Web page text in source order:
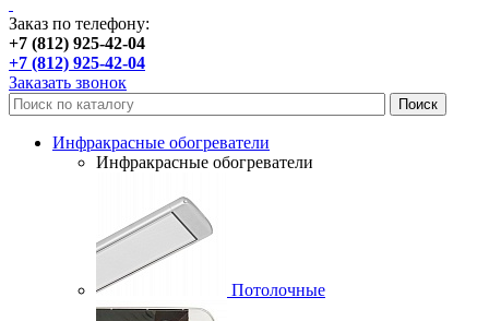
Заказ по телефону:
+7 (812) 925-42-04
+7 (812) 925-42-04
Заказать звонок
Инфракрасные обогреватели
Инфракрасные обогреватели
Потолочные